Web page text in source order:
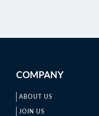
COMPANY
ABOUT US
JOIN US